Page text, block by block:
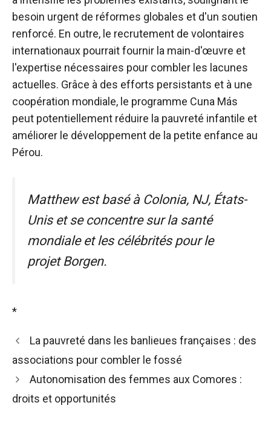
besoin urgent de réformes globales et d'un soutien
renforcé. En outre, le recrutement de volontaires
internationaux pourrait fournir la main-d'œuvre et
l'expertise nécessaires pour combler les lacunes
actuelles. Grâce à des efforts persistants et à une
coopération mondiale, le programme Cuna Más
peut potentiellement réduire la pauvreté infantile et
améliorer le développement de la petite enfance au
Pérou.
Matthew est basé à Colonia, NJ, États-
Unis et se concentre sur la santé
mondiale et les célébrités pour le
projet Borgen.
*
La pauvreté dans les banlieues françaises : des
associations pour combler le fossé
Autonomisation des femmes aux Comores :
droits et opportunités